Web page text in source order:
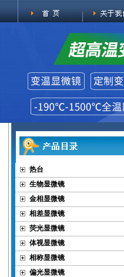
热台
生物显微镜
金相显微镜
相差显微镜
荧光显微镜
体视显微镜
相称显微镜
偏光显微镜